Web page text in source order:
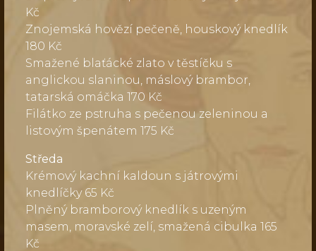
Kč
Znojemská hovězí pečeně, houskový knedlík
180 Kč
Smažené blaťácké zlato v těstíčku s
anglickou slaninou, máslový brambor,
tatarská omáčka 170 Kč
Filátko ze pstruha s pečenou zeleninou a
listovým špenátem 175 Kč
Středa
Krémový kachní kaldoun s játrovými
knedlíčky 65 Kč
Plněný bramborový knedlík s uzeným
masem, moravské zelí, smažená cibulka 165
Kč